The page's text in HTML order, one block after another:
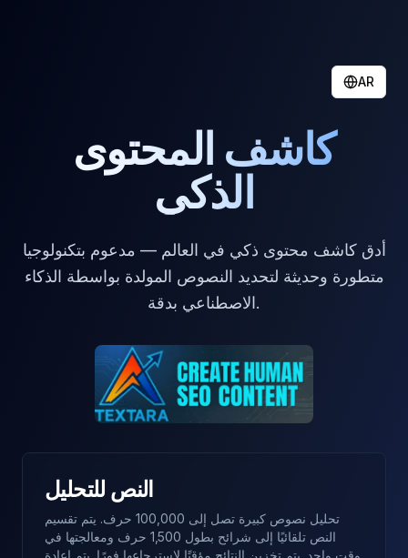
AR
كاشف المحتوى
الذكي
أدق كاشف محتوى ذكي في العالم — مدعوم بتكنولوجيا
متطورة وحديثة لتحديد النصوص المولدة بواسطة الذكاء
الاصطناعي بدقة.
النص للتحليل
تحليل نصوص كبيرة تصل إلى 100,000 حرف. يتم تقسيم
النص تلقائيًا إلى شرائح بطول 1,500 حرف ومعالجتها في
وقت واحد. يتم تخزين النتائج مؤقتًا لاسترجاعها فورًا. يتم إعادة